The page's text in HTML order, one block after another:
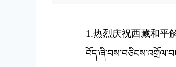
1.热烈庆祝西藏和平